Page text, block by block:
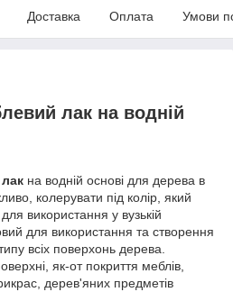
Доставка Оплата Умови
лак на водній
на водній основі для дерева в
колерувати під колір, який
використання у вузькій
для використання та створення
всіх поверхонь дерева.
як-от покриття меблів,
дерев'яних предметів